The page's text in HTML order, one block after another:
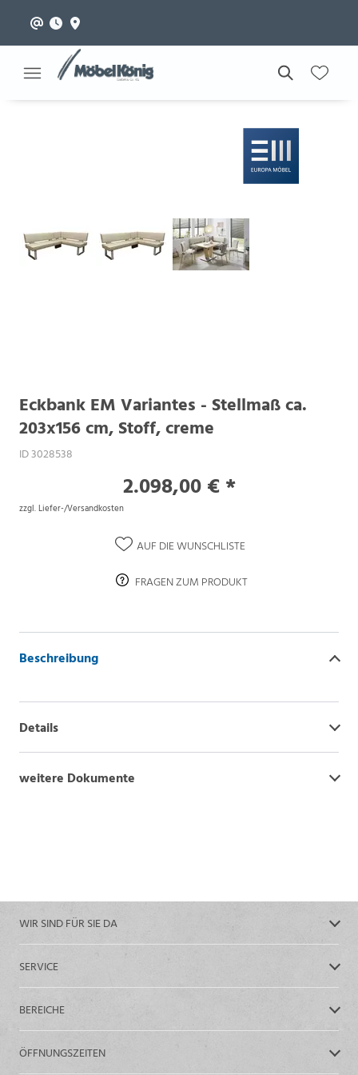
Eckbank EM Variantes - Stellmaß ca.
203x156 cm, Stoff, creme
ID 3028538
2.098,00 € *
zzgl. Liefer-/Versandkosten
AUF DIE WUNSCHLISTE
FRAGEN ZUM PRODUKT
Beschreibung
Details
weitere Dokumente
WIR SIND FÜR SIE DA
SERVICE
BEREICHE
ÖFFNUNGSZEITEN